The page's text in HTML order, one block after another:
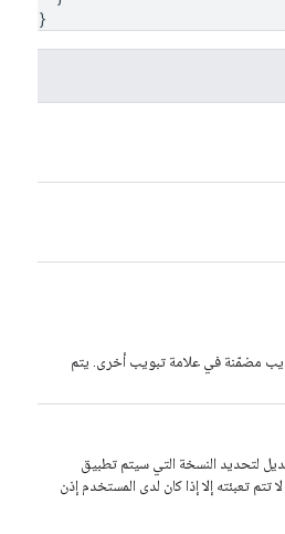
}
مضمّنة في علامة تبويب أخرى. يتم
لتحديد النسخة التي سيتم تطبيق
تعبئته إلا إذا كان لدى المستخدم إذن